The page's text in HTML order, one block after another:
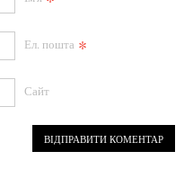
Ел. пошта *
Сайт